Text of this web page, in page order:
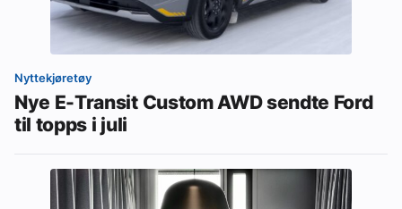
Nyttekjøretøy
Nye E-Transit Custom AWD sendte Ford
til topps i juli